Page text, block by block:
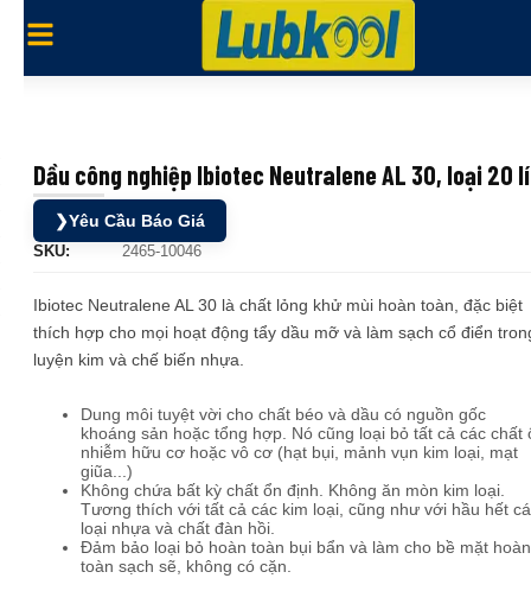
Dầu công nghiệp Ibiotec Neutralene AL 30, loại 20
❯Yêu Cầu Báo Giá
SKU: 2465-10046
Ibiotec Neutralene AL 30 là chất lỏng khử mùi hoàn toàn, đặc biệt
thích hợp cho mọi hoạt động tẩy dầu mỡ và làm sạch cổ điển
luyện kim và chế biến nhựa.
Dung môi tuyệt vời cho chất béo và dầu có nguồn gốc
khoáng sản hoặc tổng hợp. Nó cũng loại bỏ tất cả các chất
nhiễm hữu cơ hoặc vô cơ (hạt bụi, mảnh vụn kim loại, mạt
giũa...)
Không chứa bất kỳ chất ổn định. Không ăn mòn kim loại.
Tương thích với tất cả các kim loại, cũng như với hầu hết
loại nhựa và chất đàn hồi.
Đảm bảo loại bỏ hoàn toàn bụi bẩn và làm cho bề mặt hoàn
toàn sạch sẽ, không có cặn.